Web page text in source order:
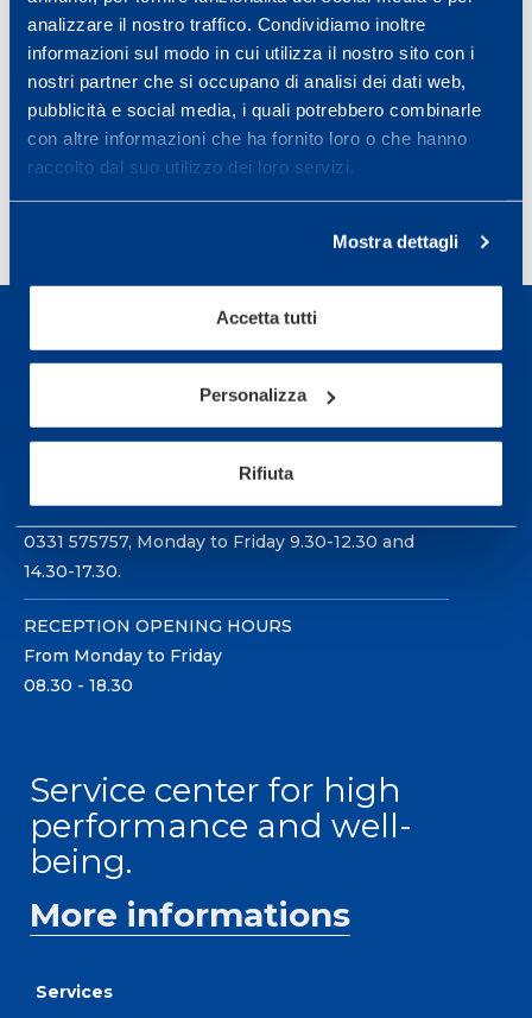
analizzare il nostro traffico. Condividiamo inoltre
informazioni sul modo in cui utilizza il nostro sito con i
nostri partner che si occupano di analisi dei dati web,
pubblicità e social media, i quali potrebbero combinarle
con altre informazioni che ha fornito loro o che hanno
raccolto dal suo utilizzo dei loro servizi.
Mostra dettagli
Accetta tutti
Personalizza
Rifiuta
WOMEN
«Previous page
Page
1 … Page
20 Page
21 Page
22
Next page
Sport Service Mapei S.r.l. - Via Busto Fagnano 38,
To book a visit or for further information call +39
0331 575757, Monday to Friday 9.30-12.30 and
14.30-17.30.
RECEPTION OPENING HOURS
From Monday to Friday
08.30 - 18.30
Service center for high
performance and well-
being.
More informations
Services